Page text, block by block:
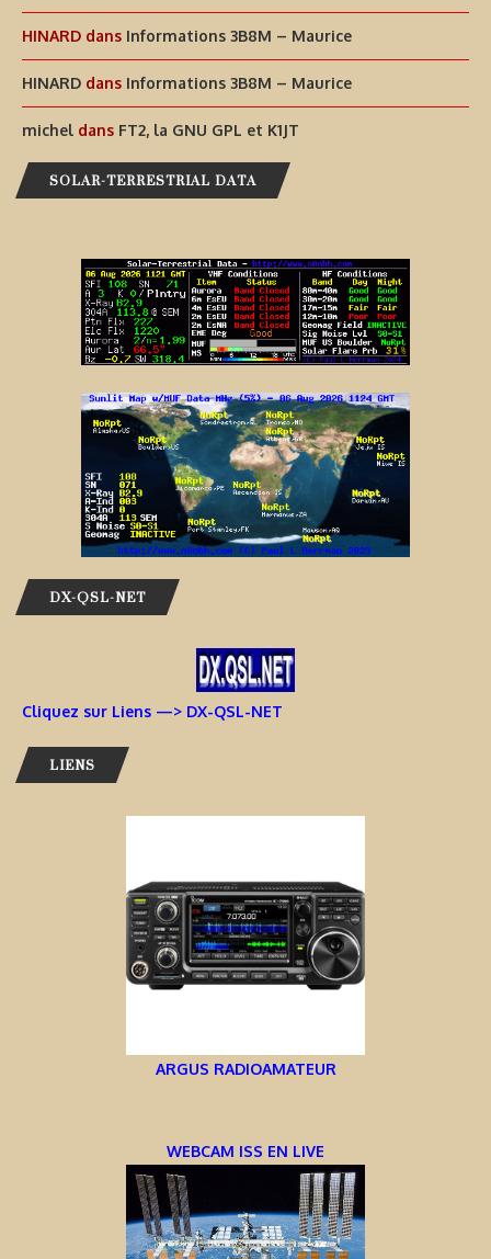
HINARD dans Informations 3B8M – Maurice
HINARD dans Informations 3B8M – Maurice
michel dans FT2, la GNU GPL et K1JT
SOLAR-TERRESTRIAL DATA
DX-QSL-NET
Cliquez sur Liens —> DX-QSL-NET
LIENS
ARGUS RADIOAMATEUR
WEBCAM ISS EN LIVE